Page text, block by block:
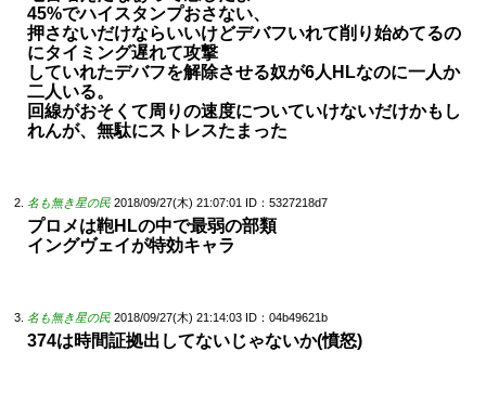
45%でハイスタンプおさない、
押さないだけならいいけどデバフいれて削り始めてるの
にタイミング遅れて攻撃
していれたデバフを解除させる奴が6人HLなのに一人か
二人いる。
回線がおそくて周りの速度についていけないだけかもし
れんが、無駄にストレスたまった
名も無き星の民 2018/09/27(木) 21:07:01 ID：5327218d7
プロメは鞄HLの中で最弱の部類
イングヴェイが特効キャラ
名も無き星の民 2018/09/27(木) 21:14:03 ID：04b49621b
374は時間証拠出してないじゃないか(憤怒)